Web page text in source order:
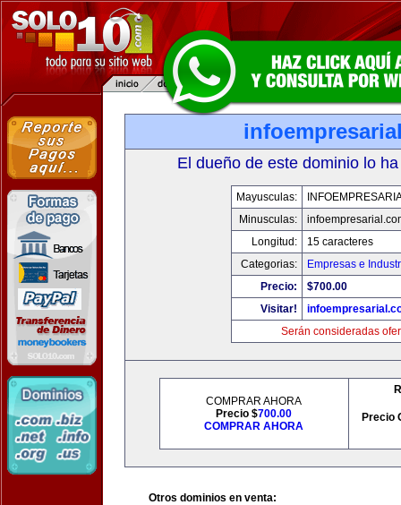
El dueño de este dominio lo
Mayusculas:
Minusculas:
Longitud:
15 caracteres
Categorias:
Empresas e
Precio:
$700.00
Visitar!
Serán consideradas
COMPRAR AHORA
Precio $700.00
COMPRAR AHORA
Precio
Otros dominios en venta: